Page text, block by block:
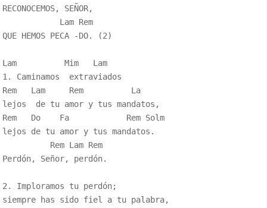
RECONOCEMOS, SEÑOR,
            Lam Rem
QUE HEMOS PECA -DO. (2)
Lam          Mim   Lam
1. Caminamos  extraviados
Rem   Lam     Rem          La
lejos  de tu amor y tus mandatos,
Rem   Do    Fa            Rem Solm
lejos de tu amor y tus mandatos.
          Rem Lam Rem
Perdón, Señor, perdón.
2. Imploramos tu perdón;
siempre has sido fiel a tu palabra,